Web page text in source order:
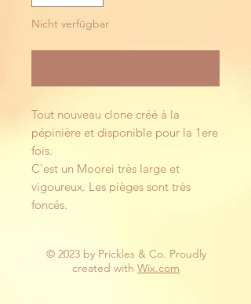
Nicht verfügbar
Tout nouveau clone créé à la
pépinière et disponible pour la 1ere
fois.
C'est un Moorei très large et
vigoureux. Les pièges sont très
foncés.
© 2023 by Prickles & Co. Proudly
created with Wix.com